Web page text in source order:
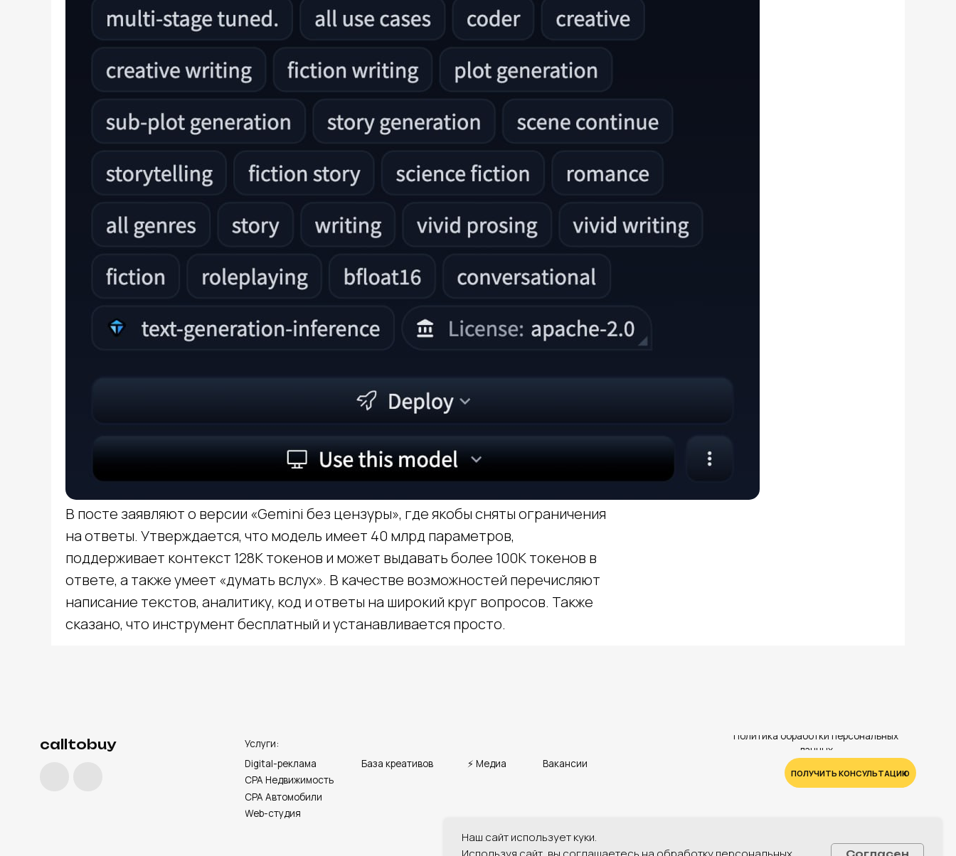
В посте заявляют о версии «Gemini без цензуры», где якобы сняты ограничения
на ответы. Утверждается, что модель имеет 40 млрд параметров,
поддерживает контекст 128K токенов и может выдавать более 100K токенов в
ответе, а также умеет «думать вслух». В качестве возможностей перечисляют
написание текстов, аналитику, код и ответы на широкий круг вопросов. Также
сказано, что инструмент бесплатный и устанавливается просто.
calltobuy Услуги:
Вакансии
⚡ Медиа
CPA Автомобили
CPA Недвижимость
Digital-реклама База креативов
Наш сайт использует куки.
Согласен